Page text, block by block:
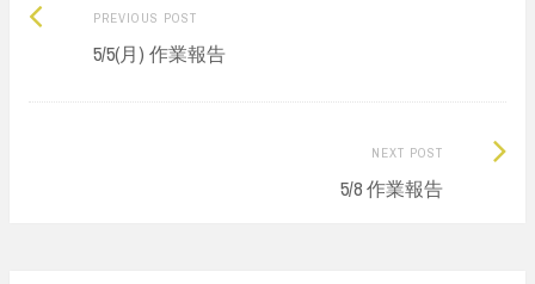
Post
navigation
PREVIOUS POSTPrevious
post:
5/5(月) 作業報告
NEXT POST
5/8 作業報告
Next